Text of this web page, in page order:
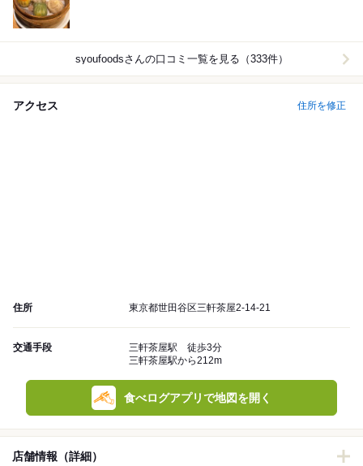
syoufoodsさんの口コミ一覧を見る（333件）
アクセス 住所を修正
住所 東京都世田谷区三軒茶屋2-14-21
交通手段
三軒茶屋駅 徒歩3分
三軒茶屋駅から212m
食べログアプリで地図を開く
店舗情報（詳細）